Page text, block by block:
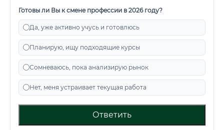
Готовы ли Вы к смене профессии в 2026 году?
Да, уже активно учусь и готовлюсь
Планирую, ищу подходящие курсы
Сомневаюсь, пока анализирую рынок
Нет, меня устраивает текущая работа
Ответить